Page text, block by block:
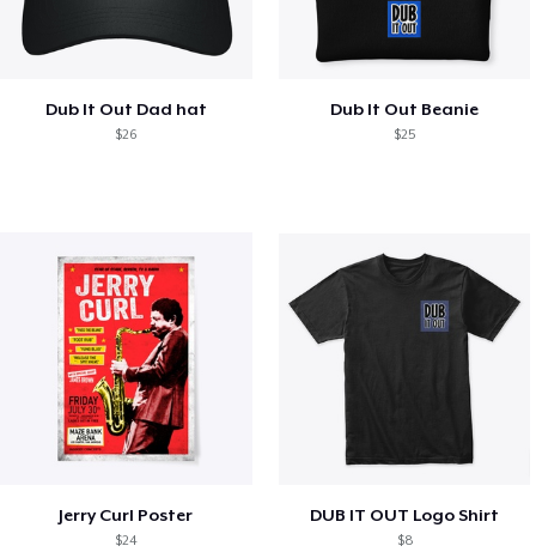
Dub It Out Dad hat
$26
Dub It Out Beanie
$25
Jerry Curl Poster
$24
DUB IT OUT Logo Shirt
$8